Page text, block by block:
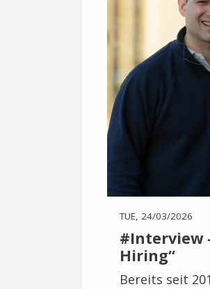
TUE, 24/03/2026
#Interview
Hiring“
Bereits seit